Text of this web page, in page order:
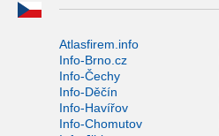
Atlasfirem.info
Info-Brno.cz
Info-Čechy
Info-Děčín
Info-Havířov
Info-Chomutov